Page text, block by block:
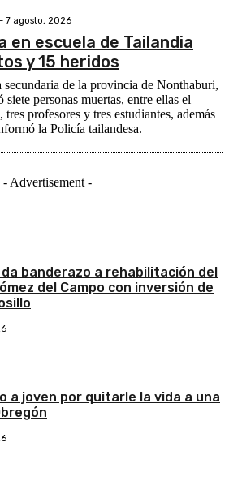
- 7 agosto, 2026
en escuela de Tailandia
y 15 heridos
secundaria de la provincia de Nonthaburi,
personas muertas, entre ellas el
profesores y tres estudiantes, además
la Policía tailandesa.
- Advertisement -
da banderazo a rehabilitación del
del Campo con inversión de
a joven por quitarle la vida a una